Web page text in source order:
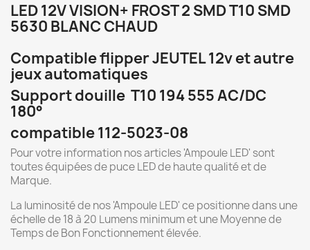
LED 12V VISION+ FROST 2 SMD T10 SMD
5630 BLANC CHAUD
Compatible flipper JEUTEL 12v et autre
jeux automatiques
Support douille T10 194 555 AC/DC
180°
compatible 112-5023-08
Pour votre information nos articles 'Ampoule LED' sont
toutes équipées de puce LED de haute qualité et de
Marque.
La luminosité de nos 'Ampoule LED' ce positionne dans une
échelle de 18 à 20 Lumens minimum et une Moyenne de
Temps de Bon Fonctionnement élevée.